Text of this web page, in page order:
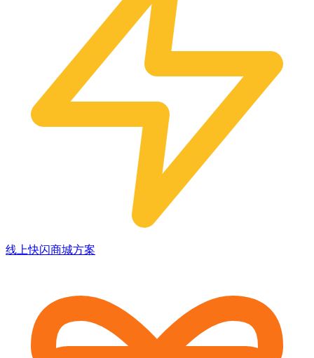
线上快闪商城方案